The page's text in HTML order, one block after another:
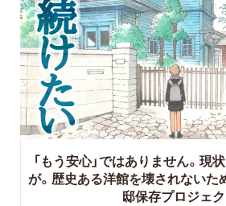
「もう安心」ではありません。現
が。歴史ある洋館を壊されないた
邸保存プロジェ